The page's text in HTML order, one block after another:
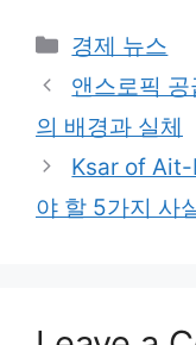
Categories
경제 뉴스
앤스로픽
의 배경과 실체
Ksar of Ait-
야 할 5가지 사